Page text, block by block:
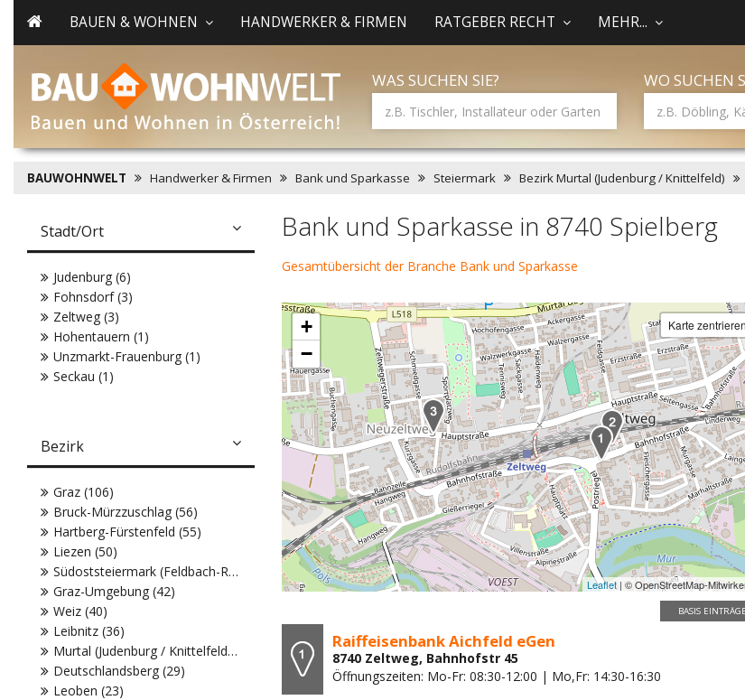
BAUEN & WOHNEN HANDWERKER & FIRMEN RATGEBER RECHT MEHR...
WAS SUCHEN SIE? WO SUCHEN
BAUWOHNWELT Handwerker & Firmen Bank und Sparkasse Steiermark Bezirk Murtal (Judenburg / Knittelfeld)
Bank und Sparkasse in 8740 Spielberg
Gesamtübersicht der Branche Bank und Sparkasse
+
−
Karte zentrieren
Leaflet | © OpenStreetMap-
BASIS EINTRÄGE
Raiffeisenbank Aichfeld eGen
8740 Zeltweg, Bahnhofstr 45
Öffnungszeiten: Mo-Fr: 08:30-12:00 | Mo,Fr: 14:30-16:30
Stadt/Ort
Judenburg (6)
Fohnsdorf (3)
Zeltweg (3)
Hohentauern (1)
Unzmarkt-Frauenburg (1)
Seckau (1)
Bezirk
Graz (106)
Bruck-Mürzzuschlag (56)
Hartberg-Fürstenfeld (55)
Liezen (50)
Südoststeiermark (Feldbach-Radkersburg) (45)
Graz-Umgebung (42)
Weiz (40)
Leibnitz (36)
Murtal (Judenburg / Knittelfeld) (32)
Deutschlandsberg (29)
Leoben (23)